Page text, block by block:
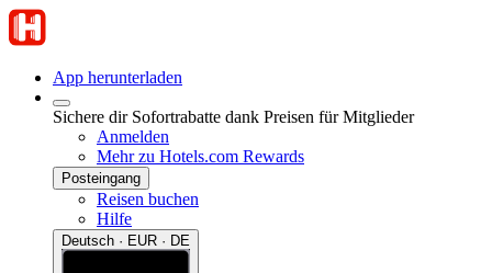
App herunterladen
Sichere dir Sofortrabatte dank Preisen für Mitglieder
Anmelden
Mehr zu Hotels.com Rewards
Posteingang
Reisen buchen
Hilfe
Deutsch · EUR · DE